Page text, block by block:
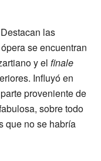
las
se encuentran
y el finale
Influyó en
proveniente de
sobre todo
que no se habría